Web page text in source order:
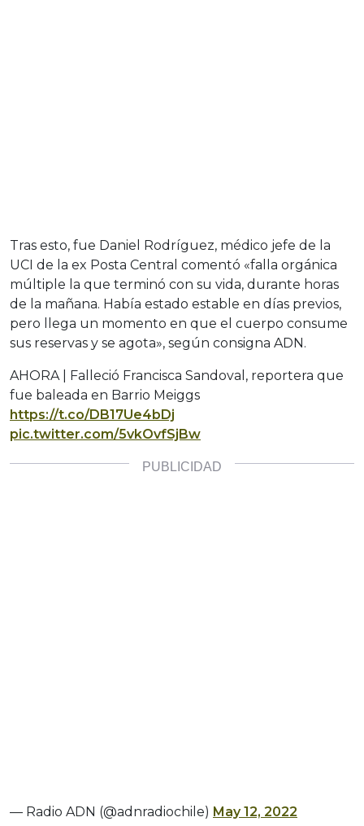
Tras esto, fue Daniel Rodríguez, médico jefe de la
UCI de la ex Posta Central comentó «falla orgánica
múltiple la que terminó con su vida, durante horas
de la mañana. Había estado estable en días previos,
pero llega un momento en que el cuerpo consume
sus reservas y se agota», según consigna ADN.
AHORA | Falleció Francisca Sandoval, reportera que
fue baleada en Barrio Meiggs
https://t.co/DB17Ue4bDj
pic.twitter.com/5vkOvfSjBw
— Radio ADN (@adnradiochile) May 12, 2022